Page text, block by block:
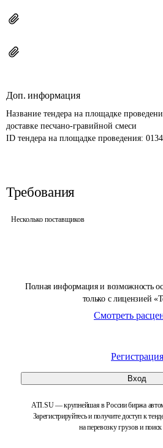
Полная информация и возможность
только с лицензией
Смотреть
Регистрация
Вход
ATI.SU — крупнейшая в России биржа
Зарегистрируйтесь и получите доступ к
на перевозку грузов и поиск
Доп. информация
Название тендера на площадке
доставке песчано-гравийной смеси
ID тендера на площадке проведения:
Требования
Несколько поставщиков